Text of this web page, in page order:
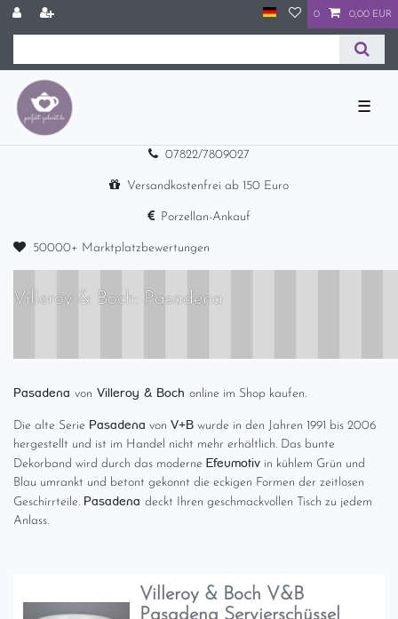
0 0,00 EUR
☰
07822/7809027
Versandkostenfrei ab 150 Euro
Porzellan-Ankauf
50000+ Marktplatzbewertungen
Villeroy & Boch: Pasadena
Pasadena von Villeroy & Boch online im Shop kaufen.
Die alte Serie Pasadena von V+B wurde in den Jahren 1991 bis 2006
hergestellt und ist im Handel nicht mehr erhältlich. Das bunte
Dekorband wird durch das moderne Efeumotiv in kühlem Grün und
Blau umrankt und betont gekonnt die eckigen Formen der zeitlosen
Geschirrteile. Pasadena deckt Ihren geschmackvollen Tisch zu jedem
Anlass.
Villeroy & Boch V&B
Pasadena Servierschüssel